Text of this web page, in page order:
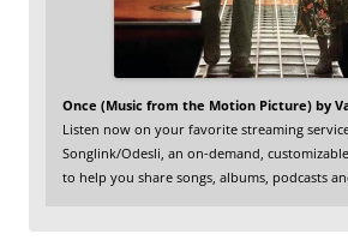
Once (Music from the Motion Picture) by
Listen now on your favorite streaming
Songlink/Odesli, an on-demand,
to help you share songs, albums, podcasts